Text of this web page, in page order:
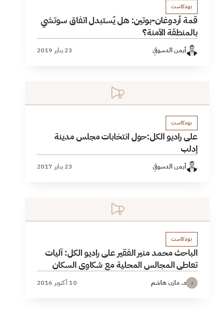
بودكاست
قمة أردوغان-بوتين: هل يُستبدل اتفاق سوتشي
بالمنطقة الآمنة؟
أيمن الدسوقي 23 يناير 2019
بودكاست
على راديو الكل:حول انتخابات مجلس مدينة
إدلب
أيمن الدسوقي 23 يناير 2017
بودكاست
الباحث محمد منير الفقير على راديو الكل: آليات
تعاطي المجالس المحلية مع شكاوى السكان
د د. مازن هاشم 10 أكتوبر 2016